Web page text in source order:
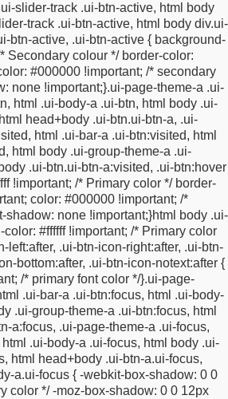
slider-track .ui-btn-active, html body
track .ui-btn-active, html body div.ui-
btn-active, .ui-btn-active { background-
Secondary colour */border-color:
#000000 !important; /* secondary
none !important;}.ui-page-theme-a .ui-
html .ui-body-a .ui-btn, html body .ui-
head+body .ui-btn.ui-btn-a, .ui-
html .ui-bar-a .ui-btn:visited, html
html body .ui-group-theme-a .ui-
.ui-btn.ui-btn-a:visited, .ui-btn:hover
!important; /* Primary color */border-
color: #000000 !important; /*
shadow: none !important;}html body .ui-
color: #ffffff !important; /* Primary color
left:after, .ui-btn-icon-right:after, .ui-btn-
bottom:after, .ui-btn-icon-notext:after {
/* primary font color */}.ui-page-
.ui-bar-a .ui-btn:focus, html .ui-body-
.ui-group-theme-a .ui-btn:focus, html
a:focus, .ui-page-theme-a .ui-focus,
.ui-body-a .ui-focus, html body .ui-
html head+body .ui-btn-a.ui-focus,
a.ui-focus { -webkit-box-shadow: 0 0
color */-moz-box-shadow: 0 0 12px
size: 40px 40px
fieldset.ui-controlgroup-vertical div.ui-
fieldset.ui-controlgroup-vertical div.ui-
20px;}#surveyStart
btn {padding-top:11px;padding-
}#surveyStart .ui-widget-content
#fieldBlockcellPhoneinput .ui-input-
.ui-input-
.ui-input-
.ui-input-text
margin-left: 3px;margin-right:
.ui-
.ui-
.ui-
.ui-select
}#surveyStart
.ui-input-text input,#surveyStart
.ui-input-text input, #surveyStart
.ui-input-text input,#surveyStart
.ui-input-text input {min-width:
#fieldBlockcellPhoneinput .ui-
#surveyStart
.ui-input-text:first-child
.ui-input-
#fieldBlockhomePhoneinput